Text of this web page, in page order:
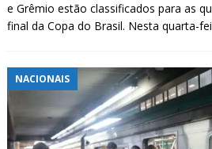
e Grêmio estão classificados para as
final da Copa do Brasil. Nesta quarta-
NACIONAIS